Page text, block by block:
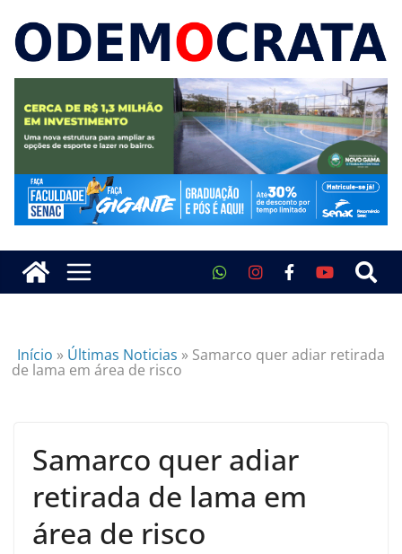
Início » Últimas Noticias » Samarco quer adiar retirada
de lama em área de risco
Samarco quer adiar
retirada de lama em
área de risco